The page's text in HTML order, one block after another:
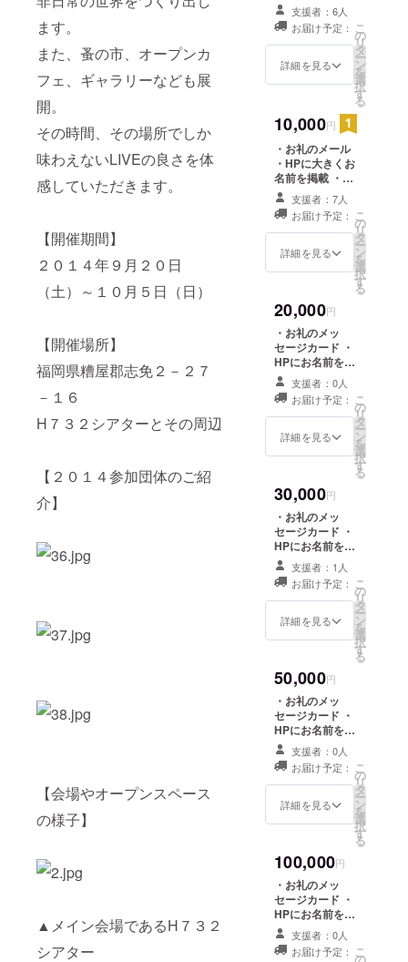
ます。
また、蚤の市、オープンカ
フェ、ギャラリーなども展
開。
その時間、その場所でしか
味わえないLIVEの良さを体
感していただきます。
【開催期間】
２０１４年９月２０日
（土）～１０月５日（日）
【開催場所】
福岡県糟屋郡志免２－２７
－１６
H７３２シアターとその周辺
【２０１４参加団体のご紹
介】
【会場やオープンスペース
の様子】
▲メイン会場であるH７３２
シアター
２枚 ・フェス期
間中に撮影した
写真データ１枚
・公演ダイジェ
スト動画の配信
支援者：6人
お届け予定：
詳細を見る
こ
の
リ
タ
ー
ン
を
選
択
す
る
10,000円
・お礼のメール
・HPに大きくお
名前を掲載 ・チ
ケット３枚 ・
フェス期間中に
撮影した写真
データ１枚 ・公
演ダイジェスト
個 ・志免産石炭
を使用したオリ
ジナルフレイム
ストーンネック
レス１個
支援者：7人
お届け予定：
詳細を見る
こ
の
リ
タ
ー
ン
を
選
択
す
る
20,000円
・お礼のメッ
セージカード ・
HPにお名前を大
きく掲載 ・チ
ケット３枚 ・
フェス期間中に
撮影して印刷し
た写真２枚 ・公
ナル缶バッチ１
個 ・志免産石炭
を使用したオリ
ジナルフレイム
ストーンネック
レス１個 ・オリ
ジナルＴシャツ
支援者：0人
お届け予定：
詳細を見る
こ
の
リ
タ
ー
ン
を
選
択
す
る
30,000円
・お礼のメッ
セージカード ・
HPにお名前を大
きく掲載 ・チ
ケット５枚 ・公
演ダイジェスト
動画の配信（非
公開） ・オリジ
ジナルフレイム
ストーンネック
レス１個 ・オリ
ジナルＴシャツ
１枚 ・参加団体
1団体のオリジナ
ルグッズ１個
支援者：1人
お届け予定：
詳細を見る
こ
の
リ
タ
ー
ン
を
選
択
す
る
50,000円
・お礼のメッ
セージカード ・
HPにお名前を大
きく掲載 ・チ
ケット５枚 ・公
演ダイジェスト
動画の配信（非
公開） ・オリジ
ジナルフレイム
ストーンネック
レス１個 ・オリ
ジナルＴシャツ
１枚 ・参加団体
1団体のオリジナ
ルグッズ１個 ・
支援者：0人
お届け予定：
詳細を見る
こ
の
リ
タ
ー
ン
を
選
択
す
る
100,000円
・お礼のメッ
セージカード ・
HPにお名前を
もっと大きく掲
載 ・チケット５
枚 ・公演ダイ
支援者：0人
お届け予定： こ